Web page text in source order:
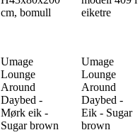
cm, bomull
eiketre
Umage
Lounge
Around
Daybed -
Mørk eik -
Sugar brown
Umage
Lounge
Around
Daybed -
Eik - Sugar
brown